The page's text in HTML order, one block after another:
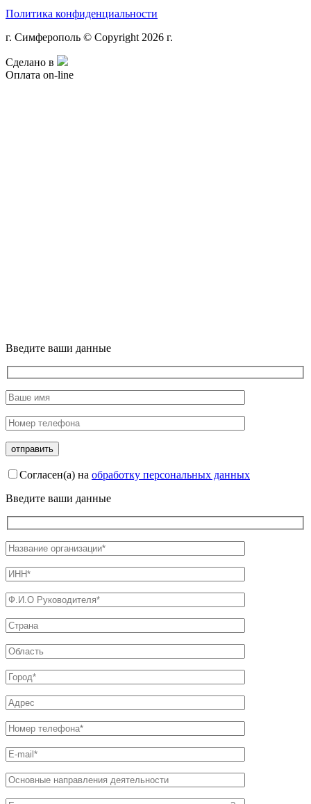
Политика конфиденциальности
г. Симферополь © Copyright 2026 г.
Сделано в
Оплата on-line
Введите ваши данные
Согласен(а) на обработку персональных данных
Введите ваши данные